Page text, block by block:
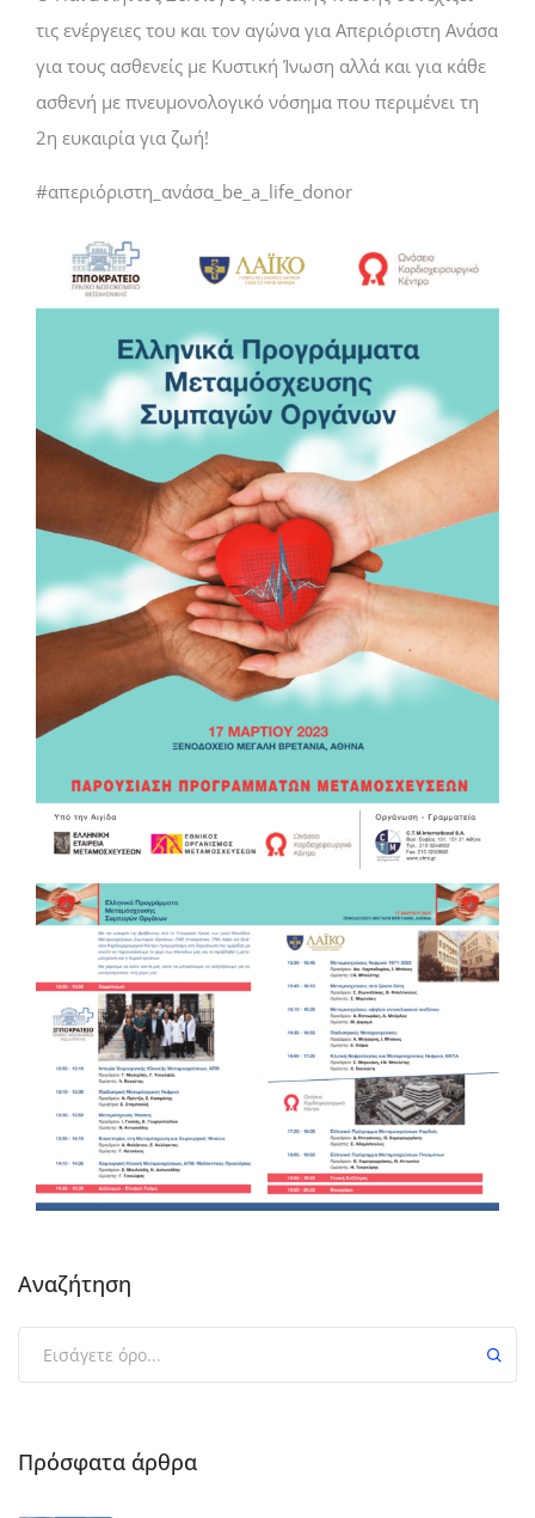
τις ενέργειες του και τον αγώνα για Απεριόριστη Ανάσα
για τους ασθενείς με Κυστική Ίνωση αλλά και για κάθε
ασθενή με πνευμονολογικό νόσημα που περιμένει τη
2η ευκαιρία για ζωή!
#απεριόριστη_ανάσα_be_a_life_donor
Αναζήτηση
Πρόσφατα άρθρα